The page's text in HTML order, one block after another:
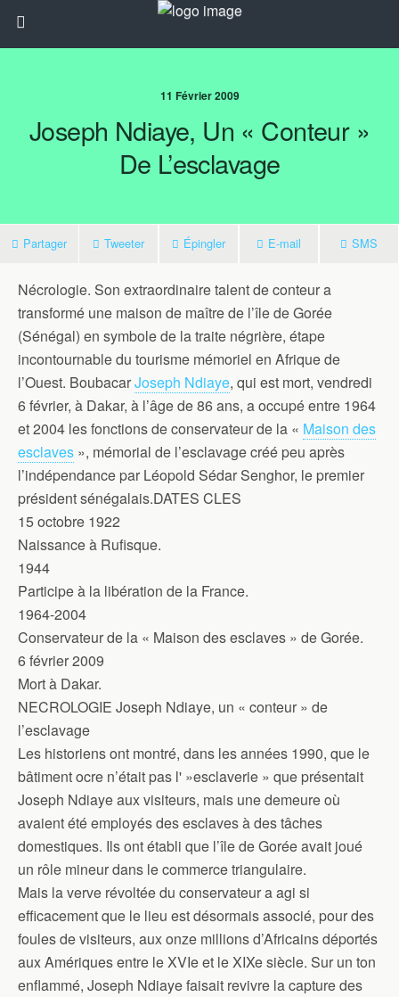
11 Février 2009
Joseph Ndiaye, Un « Conteur »
De L’esclavage
Partager Tweeter Épingler E-mail SMS
Nécrologie. Son extraordinaire talent de conteur a
transformé une maison de maître de l’île de Gorée
(Sénégal) en symbole de la traite négrière, étape
incontournable du tourisme mémoriel en Afrique de
l’Ouest. BoubacarJoseph Ndiaye, qui est mort, vendredi
6 février, à Dakar, à l’âge de 86 ans, a occupé entre 1964
et 2004 les fonctions de conservateur de la « Maison des
esclaves », mémorial de l’esclavage créé peu après
l’indépendance par Léopold Sédar Senghor, le premier
président sénégalais.DATES CLES
15 octobre 1922
Naissance à Rufisque.
1944
Participe à la libération de la France.
1964-2004
Conservateur de la « Maison des esclaves » de Gorée.
6 février 2009
Mort à Dakar.
NECROLOGIE Joseph Ndiaye, un « conteur » de
l’esclavage
Les historiens ont montré, dans les années 1990, que le
bâtiment ocre n’était pas l' »esclaverie » que présentait
Joseph Ndiaye aux visiteurs, mais une demeure où
avaient été employés des esclaves à des tâches
domestiques. Ils ont établi que l’île de Gorée avait joué
un rôle mineur dans le commerce triangulaire.
Mais la verve révoltée du conservateur a agi si
efficacement que le lieu est désormais associé, pour des
foules de visiteurs, aux onze millions d’Africains déportés
aux Amériques entre le XVIe et le XIXe siècle. Sur un ton
enflammé, Joseph Ndiaye faisait revivre la capture des